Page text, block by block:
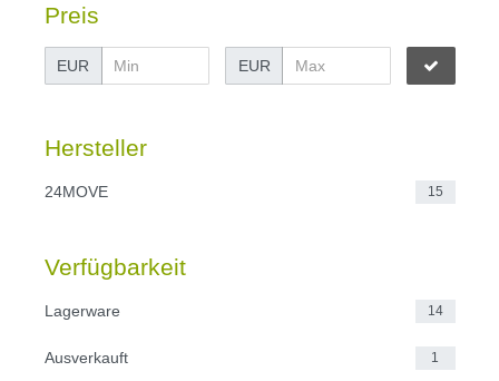
Preis
EUR EUR
Hersteller
24MOVE 15
Verfügbarkeit
Lagerware 14
Ausverkauft 1